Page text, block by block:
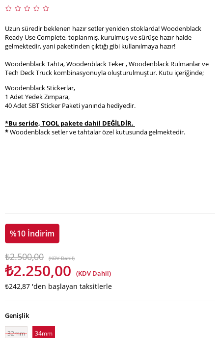
Uzun süredir beklenen hazır setler yeniden stoklarda! Woodenblack
Ready Use Complete, toplanmış, kurulmuş ve sürüşe hazır halde
gelmektedir, yani paketinden çıktığı gibi kullanılmaya hazır!
Woodenblack Tahta, Woodenblack Teker , Woodenblack Rulmanlar ve
Tech Deck Truck kombinasyonuyla oluşturulmuştur. Kutu içeriğinde;
Woodenblack Stickerlar,
1 Adet Yedek Zımpara,
40 Adet SBT Sticker Paketi yanında hediyedir.
*Bu seride, TOOL pakete dahil DEĞİLDİR.
*Woodenblack setler ve tahtalar özel kutusunda gelmektedir.
%10 İndirim
₺2.500,00 (KDV Dahil)
₺2.250,00 (KDV Dahil)
₺242,87 'den başlayan taksitlerle
Genişlik
32mm 34mm